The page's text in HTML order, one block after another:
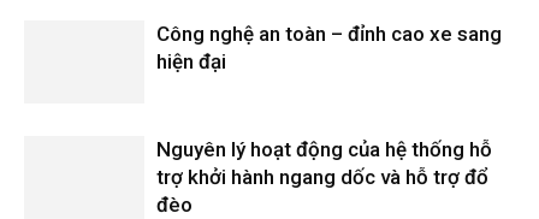
Công nghệ an toàn – đỉnh cao xe sang
hiện đại
Nguyên lý hoạt động của hệ thống hỗ
trợ khởi hành ngang dốc và hỗ trợ đổ
đèo